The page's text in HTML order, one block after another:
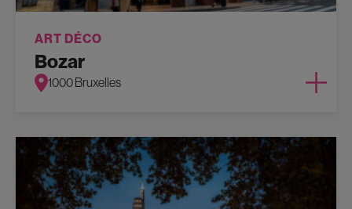
ART DÉCO
Bozar
1000 Bruxelles